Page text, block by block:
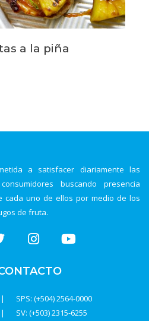
a la piña
a satisfacer diariamente las
buscando presencia
cada uno de ellos por medio de los
de fruta.
SPS: (+504) 2564-0000
SV: (+503) 2315-6255